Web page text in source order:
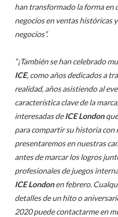
han transformado la forma en
negocios en ventas históricas
negocios”.
“¡También se han celebrado
ICE, como años dedicados a
realidad, años asistiendo al
característica clave de la
interesadas de ICE London
para compartir su historia con
presentaremos en nuestras
antes de marcar los logros
profesionales de juegos
ICE Londonen febrero.
detalles de un hito o
2020 puede contactarme en